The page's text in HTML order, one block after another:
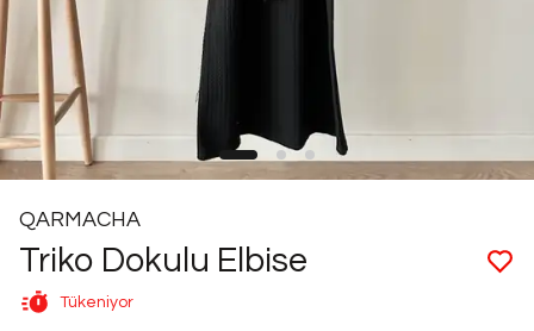
QARMACHA
Triko Dokulu Elbise
Tükeniyor